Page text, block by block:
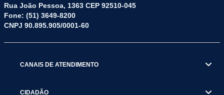
Rua João Pessoa, 1363 CEP 92510-045
Fone: (51) 3649-8200
CNPJ 90.895.905/0001-60
CANAIS DE ATENDIMENTO
CIDADÃO